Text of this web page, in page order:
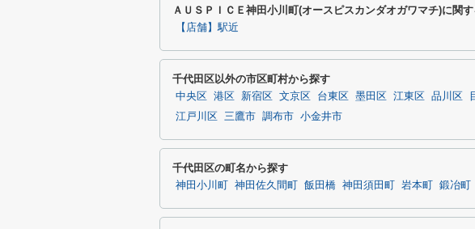
ＡＵＳＰＩＣＥ神田小川町(オースピスカンダオガワマチ)に関
【店舗】駅近
千代田区以外の市区町村から探す
中央区 港区 新宿区 文京区 台東区 墨田区 江東区 品川区
江戸川区
三鷹市 調布市 小金井市
千代田区の町名から探す
神田小川町 神田佐久間町 飯田橋 神田須田町 岩本町 鍛冶町